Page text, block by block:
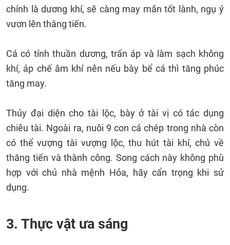
chính là dương khí, sẽ càng may mắn tốt lành, ngụ ý
vươn lên thăng tiến.
Cá có tính thuần dương, trấn áp và làm sạch không
khí, áp chế âm khí nên nếu bày bể cá thì tăng phúc
tăng may.
Thủy đại diện cho tài lộc, bày ở tài vị có tác dụng
chiêu tài. Ngoài ra, nuôi 9 con cá chép trong nhà còn
có thể vượng tài vượng lộc, thu hút tài khí, chủ về
thăng tiến và thành công. Song cách này không phù
hợp với chủ nhà mệnh Hỏa, hãy cẩn trọng khi sử
dụng.
3. Thực vật ưa sáng